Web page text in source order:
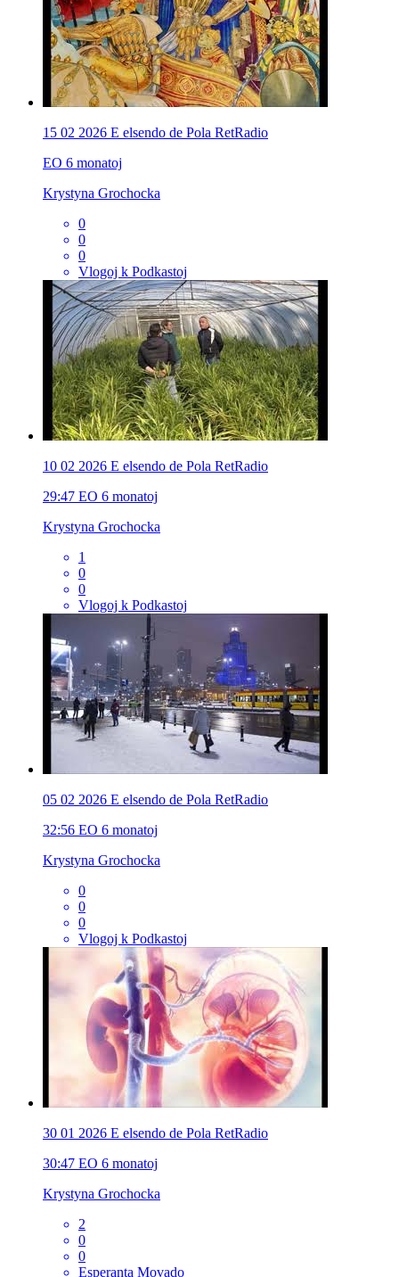
15 02 2026 E elsendo de Pola RetRadio
EO 6 monatoj
Krystyna Grochocka
0
0
0
Vlogoj k Podkastoj
10 02 2026 E elsendo de Pola RetRadio
29:47 EO 6 monatoj
Krystyna Grochocka
1
0
0
Vlogoj k Podkastoj
05 02 2026 E elsendo de Pola RetRadio
32:56 EO 6 monatoj
Krystyna Grochocka
0
0
0
Vlogoj k Podkastoj
30 01 2026 E elsendo de Pola RetRadio
30:47 EO 6 monatoj
Krystyna Grochocka
2
0
0
Esperanta Movado